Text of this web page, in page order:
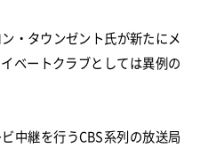
・タウンゼント氏が新たにメ
ベートクラブとしては異例の
中継を行うCBS系列の放送局